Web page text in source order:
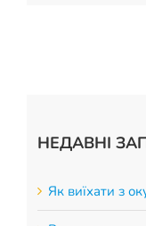
НЕДАВНІ
Як виїхати з